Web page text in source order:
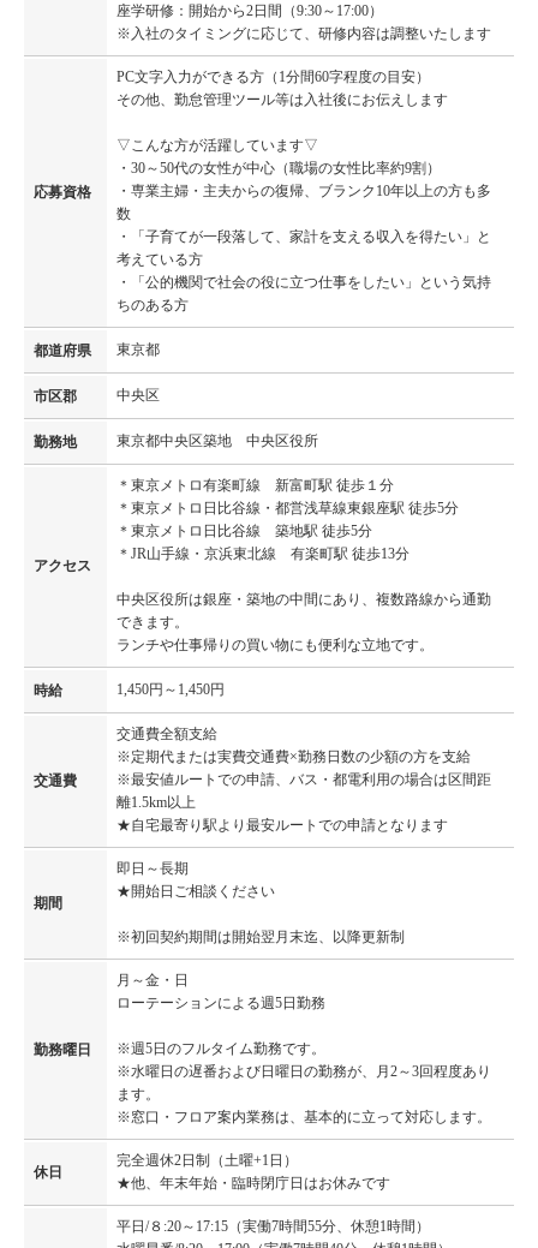
座学研修：開始から2日間（9:30～17:00）
※入社のタイミングに応じて、研修内容は調整いたします
応募資格
PC文字入力ができる方（1分間60字程度の目安）
その他、勤怠管理ツール等は入社後にお伝えします
▽こんな方が活躍しています▽
・30～50代の女性が中心（職場の女性比率約9割）
・専業主婦・主夫からの復帰、ブランク10年以上の方も多
数
・「子育てが一段落して、家計を支える収入を得たい」と
考えている方
・「公的機関で社会の役に立つ仕事をしたい」という気持
ちのある方
都道府県 東京都
市区郡 中央区
勤務地 東京都中央区築地 中央区役所
アクセス
＊東京メトロ有楽町線 新富町駅 徒歩１分
＊東京メトロ日比谷線・都営浅草線東銀座駅 徒歩5分
＊東京メトロ日比谷線 築地駅 徒歩5分
＊JR山手線・京浜東北線 有楽町駅 徒歩13分
中央区役所は銀座・築地の中間にあり、複数路線から通勤
できます。
ランチや仕事帰りの買い物にも便利な立地です。
時給 1,450円～1,450円
交通費
交通費全額支給
※定期代または実費交通費×勤務日数の少額の方を支給
※最安値ルートでの申請、バス・都電利用の場合は区間距
離1.5km以上
★自宅最寄り駅より最安ルートでの申請となります
期間
即日～長期
★開始日ご相談ください
※初回契約期間は開始翌月末迄、以降更新制
勤務曜日
月～金・日
ローテーションによる週5日勤務
※週5日のフルタイム勤務です。
※水曜日の遅番および日曜日の勤務が、月2～3回程度あり
ます。
※窓口・フロア案内業務は、基本的に立って対応します。
休日
完全週休2日制（土曜+1日）
★他、年末年始・臨時閉庁日はお休みです
平日/８:20～17:15（実働7時間55分、休憩1時間）